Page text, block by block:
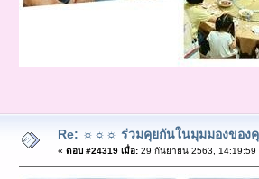
Re: ☼☼☼ ร่วมคุยกันในมุมมองของ
« ตอบ #24319 เมื่อ:29 กันยายน 2563, 14:19:59